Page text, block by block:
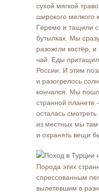
сухой мягкой
широкого мелкого
Гёреме и тащили с
бутылках. Мы
разожгли костёр,
чай. Еды
России. И этим
и разогрелось
кончался. Мы
странной планете
осталась
из местных мы
и охранять вещи
Порода этих
спрессованным
вылетевшим в